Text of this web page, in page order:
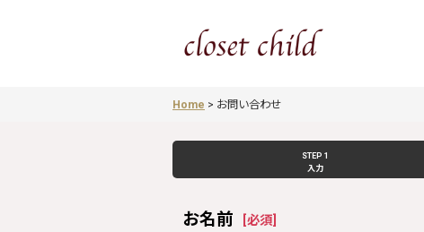
Home > お問い合わせ
STEP 1
入力
お名前 必須